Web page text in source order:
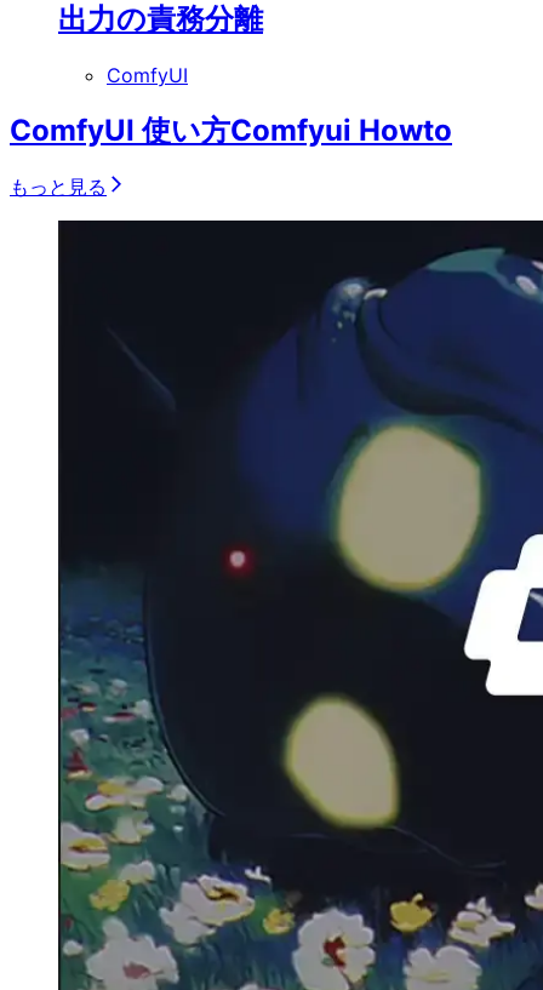
出力の責務分離
ComfyUI
ComfyUI 使い方Comfyui Howto
もっと見る